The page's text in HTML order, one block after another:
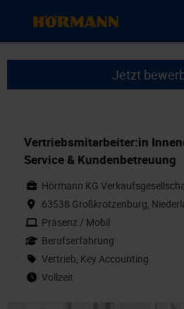
Jetzt
Vertriebsmitarbeiter:in
Service & Kundenbetreuung
Hörmann KG
63538 Großkrotzenburg,
Präsenz / Mobil
Berufserfahrung
Vertrieb, Key Accounting
Vollzeit